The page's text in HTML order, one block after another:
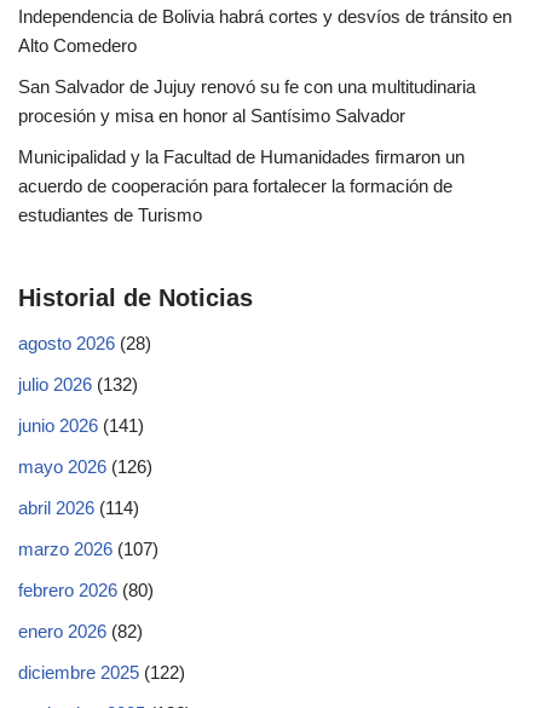
Independencia de Bolivia habrá cortes y desvíos de tránsito en
Alto Comedero
San Salvador de Jujuy renovó su fe con una multitudinaria
procesión y misa en honor al Santísimo Salvador
Municipalidad y la Facultad de Humanidades firmaron un
acuerdo de cooperación para fortalecer la formación de
estudiantes de Turismo
Historial de Noticias
agosto 2026 (28)
julio 2026 (132)
junio 2026 (141)
mayo 2026 (126)
abril 2026 (114)
marzo 2026 (107)
febrero 2026 (80)
enero 2026 (82)
diciembre 2025 (122)